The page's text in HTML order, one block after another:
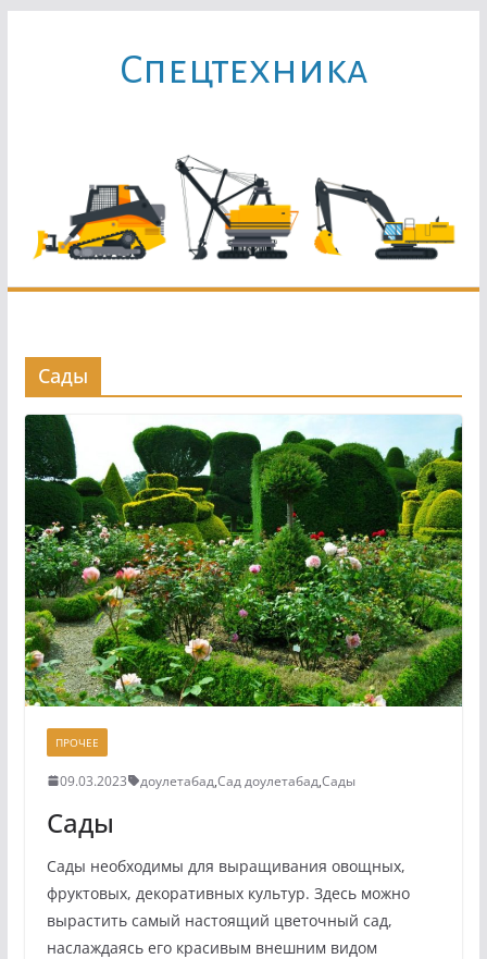
содержимомуCпецтехника
Сады
ПРОЧЕЕ
09.03.2023 доулетабад,Сад доулетабад,Сады
Сады
Сады необходимы для выращивания овощных,
фруктовых, декоративных культур. Здесь можно
вырастить самый настоящий цветочный сад,
наслаждаясь его красивым внешним видом